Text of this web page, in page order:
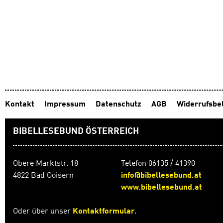
Kontakt Impressum Datenschutz AGB
BIBELLESEBUND ÖSTERREICH
Obere Marktstr. 18
4822 Bad Goisern
Telefon 06135 / 41390
info@bibellesebund.at
www.bibellesebund.at
Oder über unser Kontaktformular.